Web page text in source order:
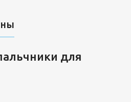
для